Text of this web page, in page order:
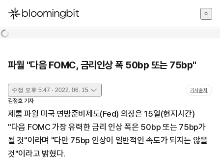
한국어
파월 "다음 FOMC, 금리인상 폭 50bp 또는 75bp"
수정 오후 5:47 · 2022. 06. 15. 기사출처
김정호 기자
제롬 파월 미국 연방준비제도(Fed) 의장은 15일(현지시간)
"다음 FOMC 가장 유력한 금리 인상 폭은 50bp 또는 75bp가
될 것"이라며 "다만 75bp 인상이 일반적인 속도가 되지는 않을
것"이라고 밝혔다.